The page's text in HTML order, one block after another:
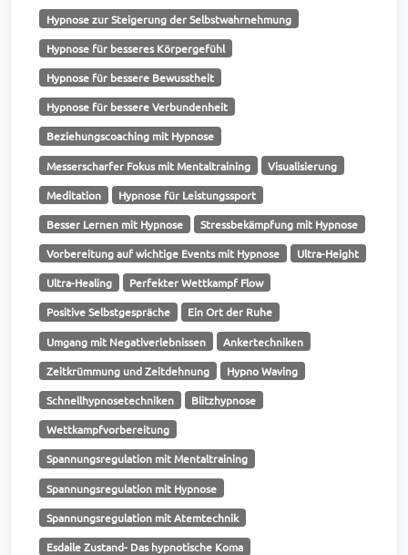
Hypnose zur Steigerung der Selbstwahrnehmung
Hypnose für besseres Körpergefühl
Hypnose für bessere Bewusstheit
Hypnose für bessere Verbundenheit
Beziehungscoaching mit Hypnose
Messerscharfer Fokus mit Mentaltraining Visualisierung
Meditation Hypnose für Leistungssport
Besser Lernen mit Hypnose Stressbekämpfung mit Hypnose
Vorbereitung auf wichtige Events mit Hypnose Ultra-Height
Ultra-Healing Perfekter Wettkampf Flow
Positive Selbstgespräche Ein Ort der Ruhe
Umgang mit Negativerlebnissen Ankertechniken
Zeitkrümmung und Zeitdehnung Hypno Waving
Schnellhypnosetechniken Blitzhypnose
Wettkampfvorbereitung
Spannungsregulation mit Mentaltraining
Spannungsregulation mit Hypnose
Spannungsregulation mit Atemtechnik
Esdaile Zustand- Das hypnotische Koma